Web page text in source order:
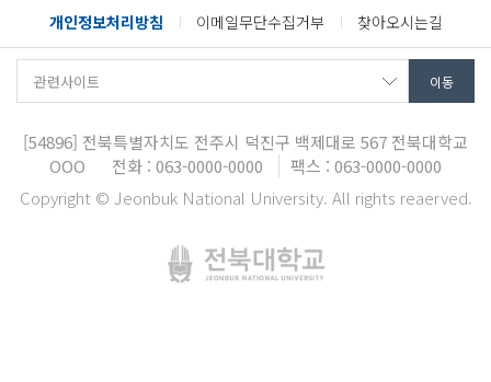
개인정보처리방침 이메일무단수집거부 찾아오시는길
[54896] 전북특별자치도 전주시 덕진구 백제대로 567 전북대학교
OOO
전화 : 063-0000-0000
팩스 : 063-0000-0000
Copyright © Jeonbuk National University. All rights reaerved.